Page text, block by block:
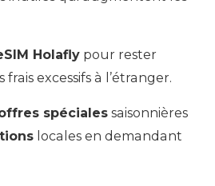
Holafly pour rester
excessifs à l’étranger.
spéciales saisonnières
locales en demandant